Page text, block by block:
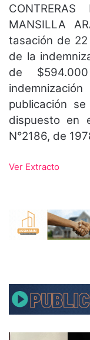
MANSILLA
tasación de
de la
de
publicación
dispuesto en
N°2186, de
Ver Extracto